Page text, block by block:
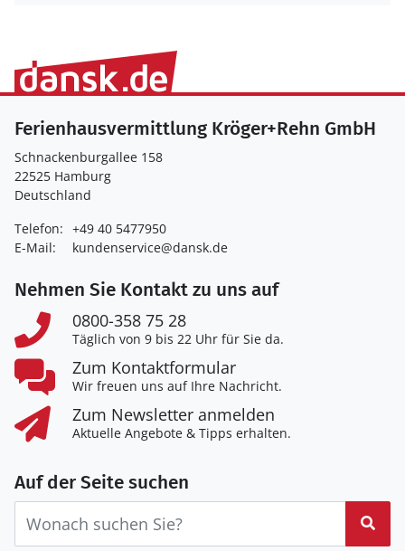
Ferienhausvermittlung Kröger+Rehn GmbH
Schnackenburgallee 158
22525 Hamburg
Deutschland
Telefon: +49 40 5477950
E-Mail:
kundenservice@dansk.de
Nehmen Sie Kontakt zu uns auf
0800-358 75 28
Täglich von 9 bis 22 Uhr für Sie da.
Zum Kontaktformular
Wir freuen uns auf Ihre Nachricht.
Zum Newsletter anmelden
Aktuelle Angebote & Tipps erhalten.
Auf der Seite suchen